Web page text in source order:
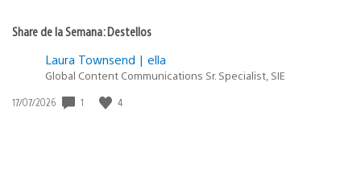
Share de la Semana: Destellos
Laura Townsend | ella
Global Content Communications Sr. Specialist, SIE
Fecha
17/07/2026 1 4